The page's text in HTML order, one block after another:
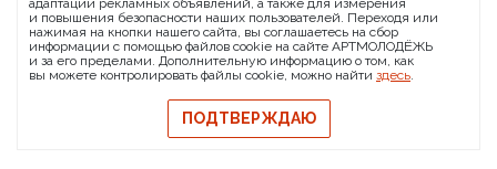
Сообщить о баге
© 2026 АРТМОЛОДЁЖЬ
Политика конфиденциальности
Политика обмена и возврата
Свидетельство на товарный знак
Публичная оферта
адаптации рекламных объявлений, а также для измерения
и повышения безопасности наших пользователей. Переходя или
нажимая на кнопки нашего сайта, вы соглашаетесь на сбор
информации с помощью файлов cookie на сайте АРТМОЛОДЁЖЬ
и за его пределами. Дополнительную информацию о том, как
вы можете контролировать файлы cookie, можно найти здесь.
ПОДТВЕРЖДАЮ